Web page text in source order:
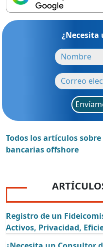
¿Necesita
Todos los artículos
bancarias offshore
Registro de un
Activos, Privacidad,